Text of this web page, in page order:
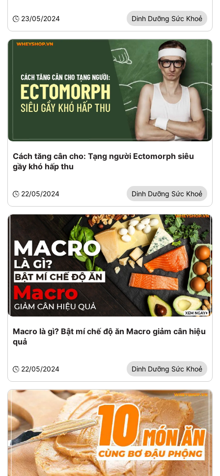
23/05/2024 Dinh Dưỡng Sức Khoẻ
Cách tăng cân cho: Tạng người Ectomorph siêu
gầy khó hấp thu
22/05/2024 Dinh Dưỡng Sức Khoẻ
Macro là gì? Bật mí chế độ ăn Macro giảm cân hiệu
quả
22/05/2024 Dinh Dưỡng Sức Khoẻ